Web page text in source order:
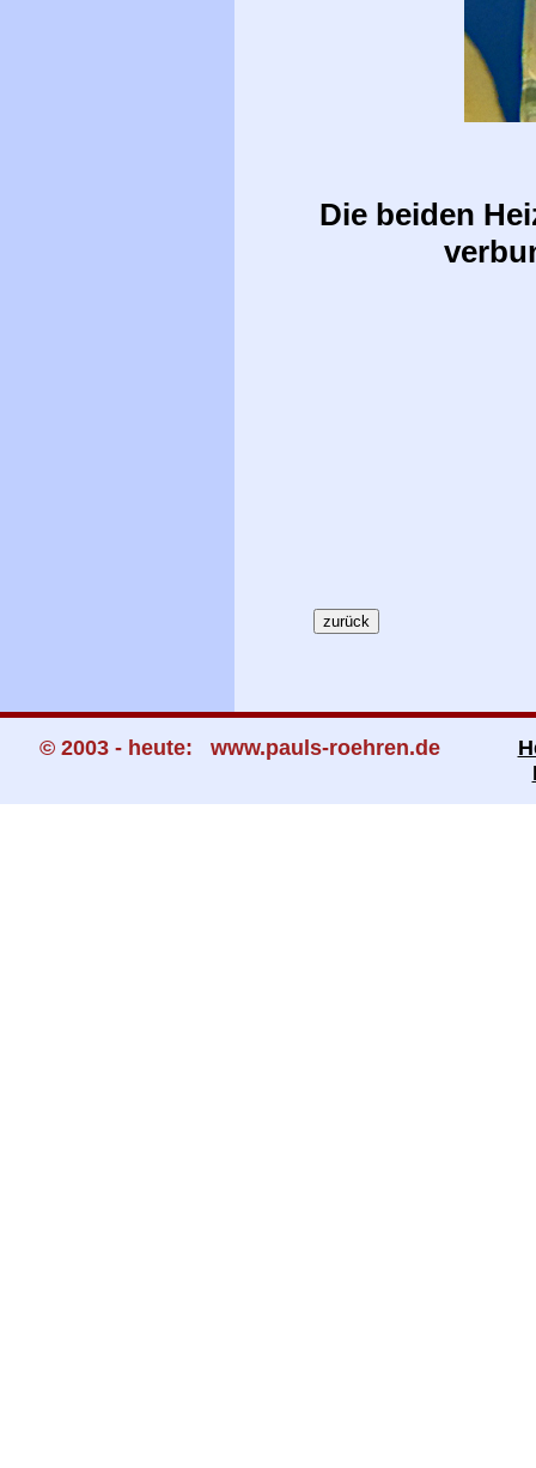
Die beiden
© 2003 - heute: www.pauls-roehren.de